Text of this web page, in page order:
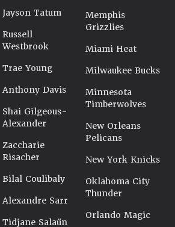
Jayson Tatum
Russell
Westbrook
Trae Young
Anthony Davis
Shai Gilgeous-
Alexander
Zaccharie
Risacher
Bilal Coulibaly
Alexandre Sarr
Tidjane Salaün
Memphis
Grizzlies
Miami Heat
Milwaukee Bucks
Minnesota
Timberwolves
New Orleans
Pelicans
New York Knicks
Oklahoma City
Thunder
Orlando Magic